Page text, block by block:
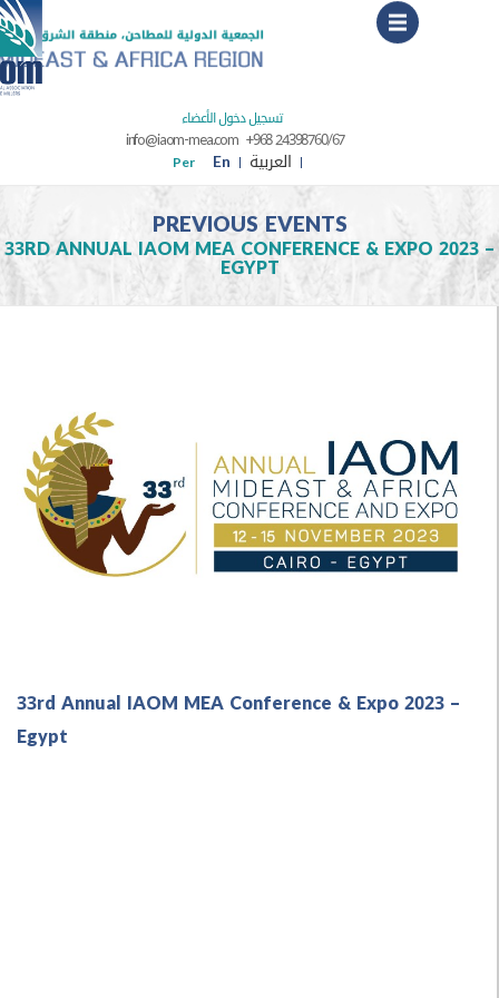
تسجيل دخول الأعضاء
info@iaom-mea.com +968 24398760/67
En
Per
PREVIOUS EVENTS
33RD ANNUAL IAOM MEA CONFERENCE &
EGYPT
33rd Annual IAOM MEA Conference & Expo
Menu